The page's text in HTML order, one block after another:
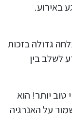
באירוע.
גדולה בזכות
לשלב בין
טוב יותר! הוא
על האנרגיה